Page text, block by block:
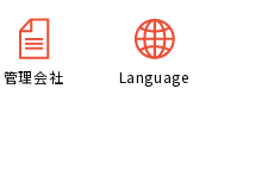
管理会社 Language